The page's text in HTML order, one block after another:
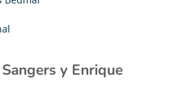
y Enrique